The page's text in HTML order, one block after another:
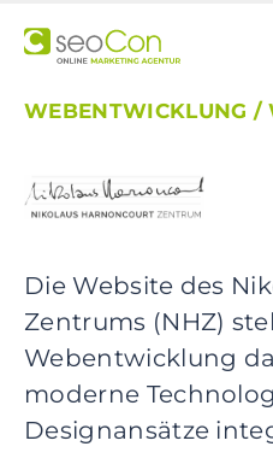
k
p
p
m
r
y
n
a
WEBENTWICKLUNG /
Die Website des
Zentrums (NHZ)
Webentwicklung
moderne
Designansätze